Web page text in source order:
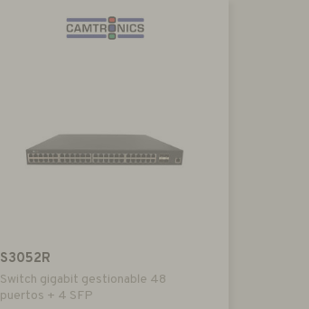
S3052R
Switch gigabit gestionable 48
puertos + 4 SFP